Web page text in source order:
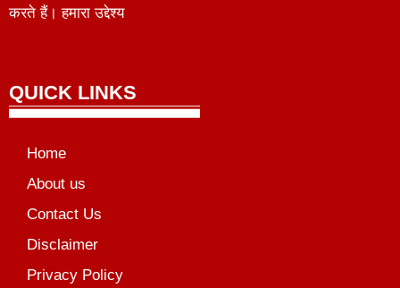
करते हैं। हमारा उद्देश्य
QUICK LINKS
Home
About us
Contact Us
Disclaimer
Privacy Policy